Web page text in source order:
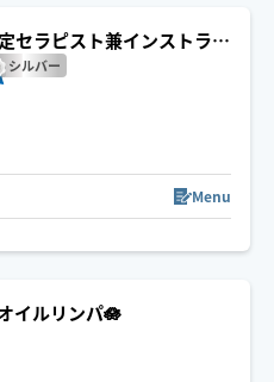
セラピスト兼インストラク
シルバー
自転車または公共交通機関
移動時間の都合により120
ます🙆🏻‍♀️
トラクター取得
得
Menu
イルリンパ🪷